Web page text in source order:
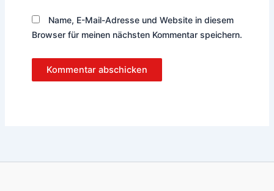
Name, E-Mail-Adresse und Website in diesem
Browser für meinen nächsten Kommentar speichern.